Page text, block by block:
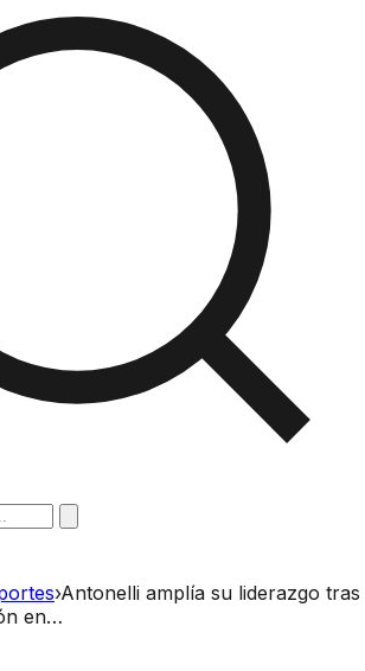
›Antonelli amplía su liderazgo tras
en…